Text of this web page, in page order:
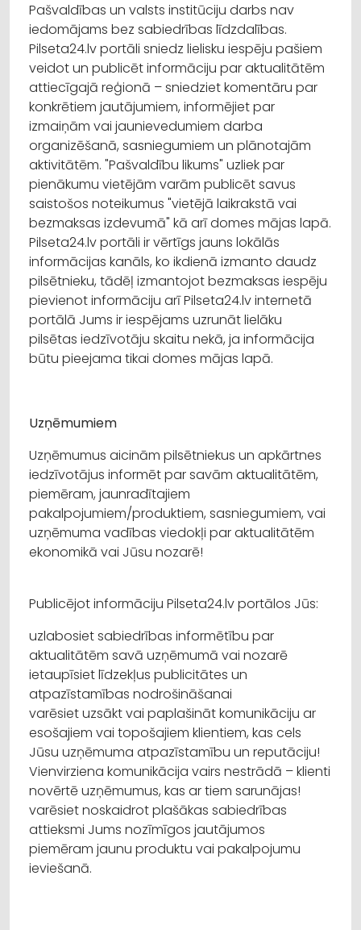
Pašvaldības un valsts institūciju darbs nav
iedomājams bez sabiedrības līdzdalības.
Pilseta24.lv portāli sniedz lielisku iespēju pašiem
veidot un publicēt informāciju par aktualitātēm
attiecīgajā reģionā – sniedziet komentāru par
konkrētiem jautājumiem, informējiet par
izmaiņām vai jaunievedumiem darba
organizēšanā, sasniegumiem un plānotajām
aktivitātēm. "Pašvaldību likums" uzliek par
pienākumu vietējām varām publicēt savus
saistošos noteikumus "vietējā laikrakstā vai
bezmaksas izdevumā" kā arī domes mājas lapā.
Pilseta24.lv portāli ir vērtīgs jauns lokālās
informācijas kanāls, ko ikdienā izmanto daudz
pilsētnieku, tādēļ izmantojot bezmaksas iespēju
pievienot informāciju arī Pilseta24.lv internetā
portālā Jums ir iespējams uzrunāt lielāku
pilsētas iedzīvotāju skaitu nekā, ja informācija
būtu pieejama tikai domes mājas lapā.
Uzņēmumiem
Uzņēmumus aicinām pilsētniekus un apkārtnes
iedzīvotājus informēt par savām aktualitātēm,
piemēram, jaunradītajiem
pakalpojumiem/produktiem, sasniegumiem, vai
uzņēmuma vadības viedokļi par aktualitātēm
ekonomikā vai Jūsu nozarē!
Publicējot informāciju Pilseta24.lv portālos Jūs:
uzlabosiet sabiedrības informētību par
aktualitātēm savā uzņēmumā vai nozarē
ietaupīsiet līdzekļus publicitātes un
atpazīstamības nodrošināšanai
varēsiet uzsākt vai paplašināt komunikāciju ar
esošajiem vai topošajiem klientiem, kas cels
Jūsu uzņēmuma atpazīstamību un reputāciju!
Vienvirziena komunikācija vairs nestrādā – klienti
novērtē uzņēmumus, kas ar tiem sarunājas!
varēsiet noskaidrot plašākas sabiedrības
attieksmi Jums nozīmīgos jautājumos
piemēram jaunu produktu vai pakalpojumu
ieviešanā.